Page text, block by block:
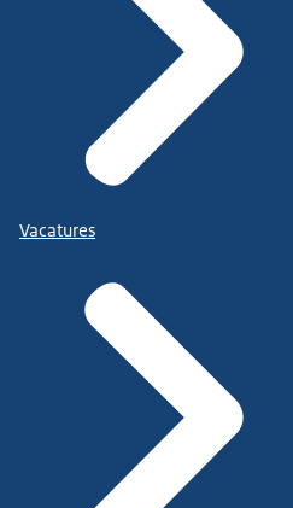
Vacatures